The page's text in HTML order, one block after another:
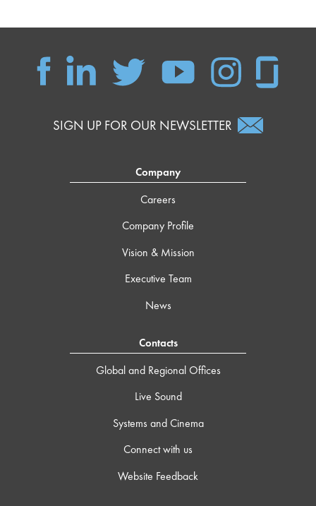
SIGN UP FOR OUR NEWSLETTER
Company
Careers
Company Profile
Vision & Mission
Executive Team
News
Contacts
Global and Regional Offices
Live Sound
Systems and Cinema
Connect with us
Website Feedback